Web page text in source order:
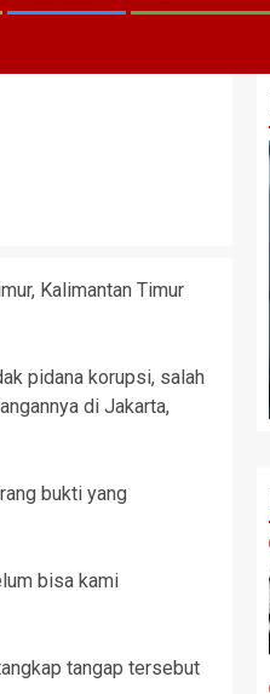
Kalimantan Timur
pidana korupsi, salah
di Jakarta,
bukti yang
bisa kami
tangap tersebut